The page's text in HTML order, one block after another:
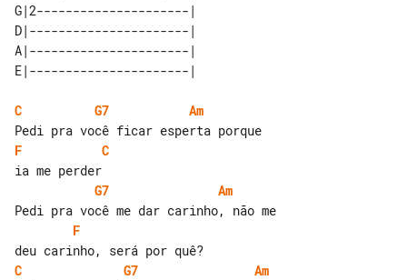
G|2---------------------|
D|----------------------|
A|----------------------|
C G7
Am
F
C
G7
Am
F
C
G7
Am